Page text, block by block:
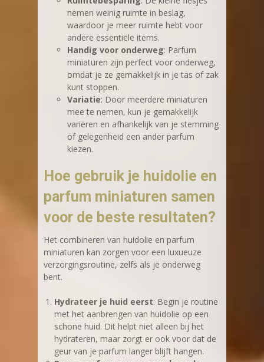
nemen weinig ruimte in beslag,
waardoor je meer ruimte hebt voor
andere essentiële items.
Handig voor onderweg: Parfum
miniaturen zijn perfect voor onderweg,
omdat je ze gemakkelijk in je tas of zak
kunt stoppen.
Variatie: Door meerdere miniaturen
mee te nemen, kun je gemakkelijk
variëren en afhankelijk van je stemming
of gelegenheid een ander parfum
kiezen.
Hoe gebruik je huidolie en
parfum miniaturen samen
voor de beste resultaten?
Het combineren van huidolie en parfum
miniaturen kan zorgen voor een luxueuze
verzorgingsroutine, zelfs als je onderweg
bent.
Hydrateer je huid eerst: Begin je routine
met het aanbrengen van huidolie op een
schone huid. Dit helpt niet alleen bij het
hydrateren, maar zorgt er ook voor dat de
geur van je parfum langer blijft hangen.